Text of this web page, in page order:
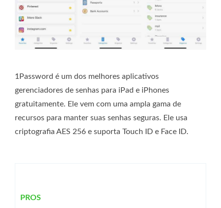
1Password é um dos melhores aplicativos
gerenciadores de senhas para iPad e iPhones
gratuitamente. Ele vem com uma ampla gama de
recursos para manter suas senhas seguras. Ele usa
criptografia AES 256 e suporta Touch ID e Face ID.
PROS